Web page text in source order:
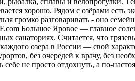
рыбалка, сплавы и велопрогулки.
хорошо. Рядом с озёрами
громко разговаривать - оно
Большое Яровое — главное
санаториях. Считается, что
озера в России — свой
без очередей к врачу, без
не просто отдохнуть, а по-